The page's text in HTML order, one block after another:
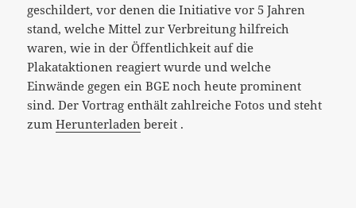
geschildert, vor denen die Initiative vor 5 Jahren
stand, welche Mittel zur Verbreitung hilfreich
waren, wie in der Öffentlichkeit auf die
Plakataktionen reagiert wurde und welche
Einwände gegen ein BGE noch heute prominent
sind. Der Vortrag enthält zahlreiche Fotos und steht
zumHerunterladen bereit .